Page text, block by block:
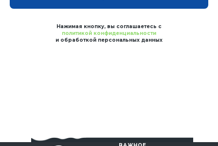
Нажимая кнопку, вы соглашаетесь с
политикой конфиденциальности
и обработкой персональных данных